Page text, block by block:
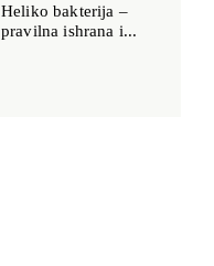
Heliko bakterija –
pravilna ishrana i...